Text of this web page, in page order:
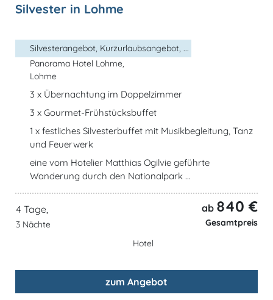
Silvester in Lohme
Silvesterangebot, Kurzurlaubsangebot, ...
Panorama Hotel Lohme,
Lohme
3 x Übernachtung im Doppelzimmer
3 x Gourmet-Frühstücksbuffet
1 x festliches Silvesterbuffet mit Musikbegleitung, Tanz
und Feuerwerk
eine vom Hotelier Matthias Ogilvie geführte
Wanderung durch den Nationalpark ...
4 Tage,
3 Nächte
ab 840 €
Gesamtpreis
Hotel
zum Angebot